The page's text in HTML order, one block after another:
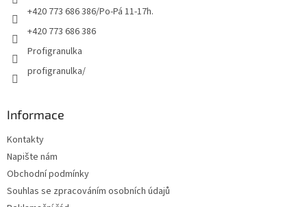
+420 773 686 386/Po-Pá 11-17h.
+420 773 686 386
Profigranulka
profigranulka/
Informace
Kontakty
Napište nám
Obchodní podmínky
Souhlas se zpracováním osobních údajů